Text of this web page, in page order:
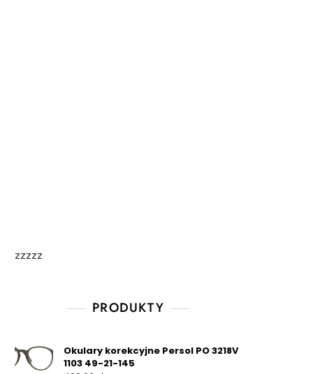
zzzzz
PRODUKTY
Okulary korekcyjne Persol PO 3218V
1103 49-21-145